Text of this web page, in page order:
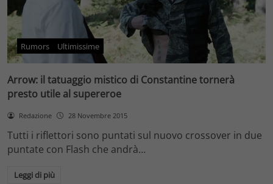
Rumors Ultimissime
Arrow: il tatuaggio mistico di Constantine tornerà
presto utile al supereroe
Redazione 28 Novembre 2015
Tutti i riflettori sono puntati sul nuovo crossover in due
puntate con Flash che andrà…
Leggi di più